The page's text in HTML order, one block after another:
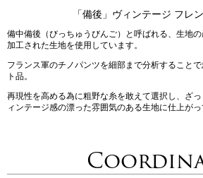
「備後」ヴィンテージ フレ
備中備後（びっちゅうびんご）と呼ばれる、生地の
加工された生地を使用しています。
フランス軍のチノパンツを細部まで分析すること
ト品。
再現性を高める為に粗野な糸を敢えて選択し、ざ
ィンテージ感の漂った雰囲気のある生地に仕上がっ